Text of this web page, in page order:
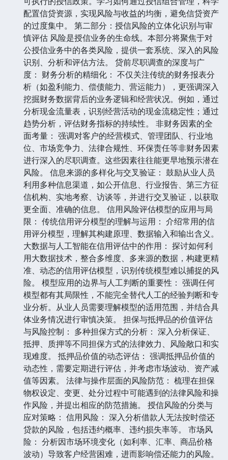
配置信贷资源，实现风险与收益的均衡，避免信贷资产
的过度集中。 第二部分：授信风险的立体化识别与审
慎评估 风险是授信业务的生命线。本部分将聚焦于对
公授信业务中的各类风险，提供一套系统、深入的风险
识别、分析和评估方法。 贷前尽职调查的深度与广
度： 财务分析的精细化： 不仅关注传统的财务报表分
析（如盈利能力、偿债能力、营运能力），更强调深入
挖掘财务数据背后的业务逻辑和经营状况。例如，通过
分析现金流量表，识别经营活动的现金流稳定性；通过
趋势分析，评估财务指标的持续性。 非财务因素的全
面考量： 强调对客户的经营模式、管理团队、行业地
位、市场竞争力、法律合规性、环保责任等非财务因素
进行深入的尽职调查。这些因素往往能更早地预示潜在
风险。 信息来源的多样化与交叉验证： 鼓励从业人员
利用多种信息渠道，如公开信息、行业报告、第三方征
信机构、实地考察、访谈等，并进行交叉验证，以获取
更全面、准确的信息。 信用风险评估模型的应用与局
限： 传统信用评分模型的理解与运用： 介绍常用的信
用评分模型，理解其构建原理、数据输入和输出含义。
大数据与人工智能在信用评估中的作用： 探讨如何利
用大数据技术，整合多维度、多来源的数据，构建更精
准、动态的信用评估模型，识别传统模型难以捕捉的风
险。 模型应用的边界与人工判断的重要性： 强调任何
模型都有其局限性，不能完全替代人工的经验判断和专
业分析。从业人员需要理解模型的适用范围，并结合具
体业务情况进行审慎决策。 担保与抵押品的价值评估
与风险控制： 多种担保方式的分析： 深入分析保证、
抵押、质押等不同担保方式的法律效力、风险敞口和实
现难度。 抵押品价值的动态评估： 强调抵押品价值的
动态性，需要定期进行评估，并考虑市场波动、资产减
值等因素。 法律与操作层面的风险防范： 梳理在担保
物权设定、变更、处分过程中可能遇到的法律风险和操
作风险，并提出相应的防范措施。 授信风险的分类与
应对策略： 信用风险： 深入分析借款人无法按时偿还
贷款的风险，包括违约概率、违约损失率等。 市场风
险： 分析因市场环境变化（如利率、汇率、商品价格
波动）导致客户经营困难，进而影响偿还能力的风险。